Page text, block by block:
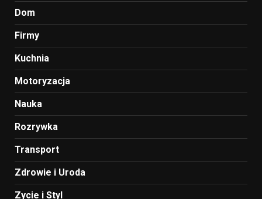
Dom
Firmy
Kuchnia
Motoryzacja
Nauka
Rozrywka
Transport
Zdrowie i Uroda
Zycie i Styl